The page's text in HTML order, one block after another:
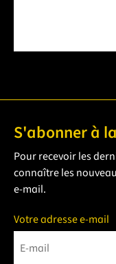
S'abonner à
Pour recevoir les
connaître les
e-mail.
Votre adresse e-mail